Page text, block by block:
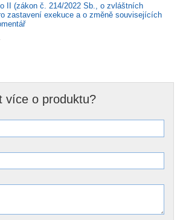
II (zákon č. 214/2022 Sb., o zvláštních
zastavení exekuce a o změně souvisejících
více o produktu?